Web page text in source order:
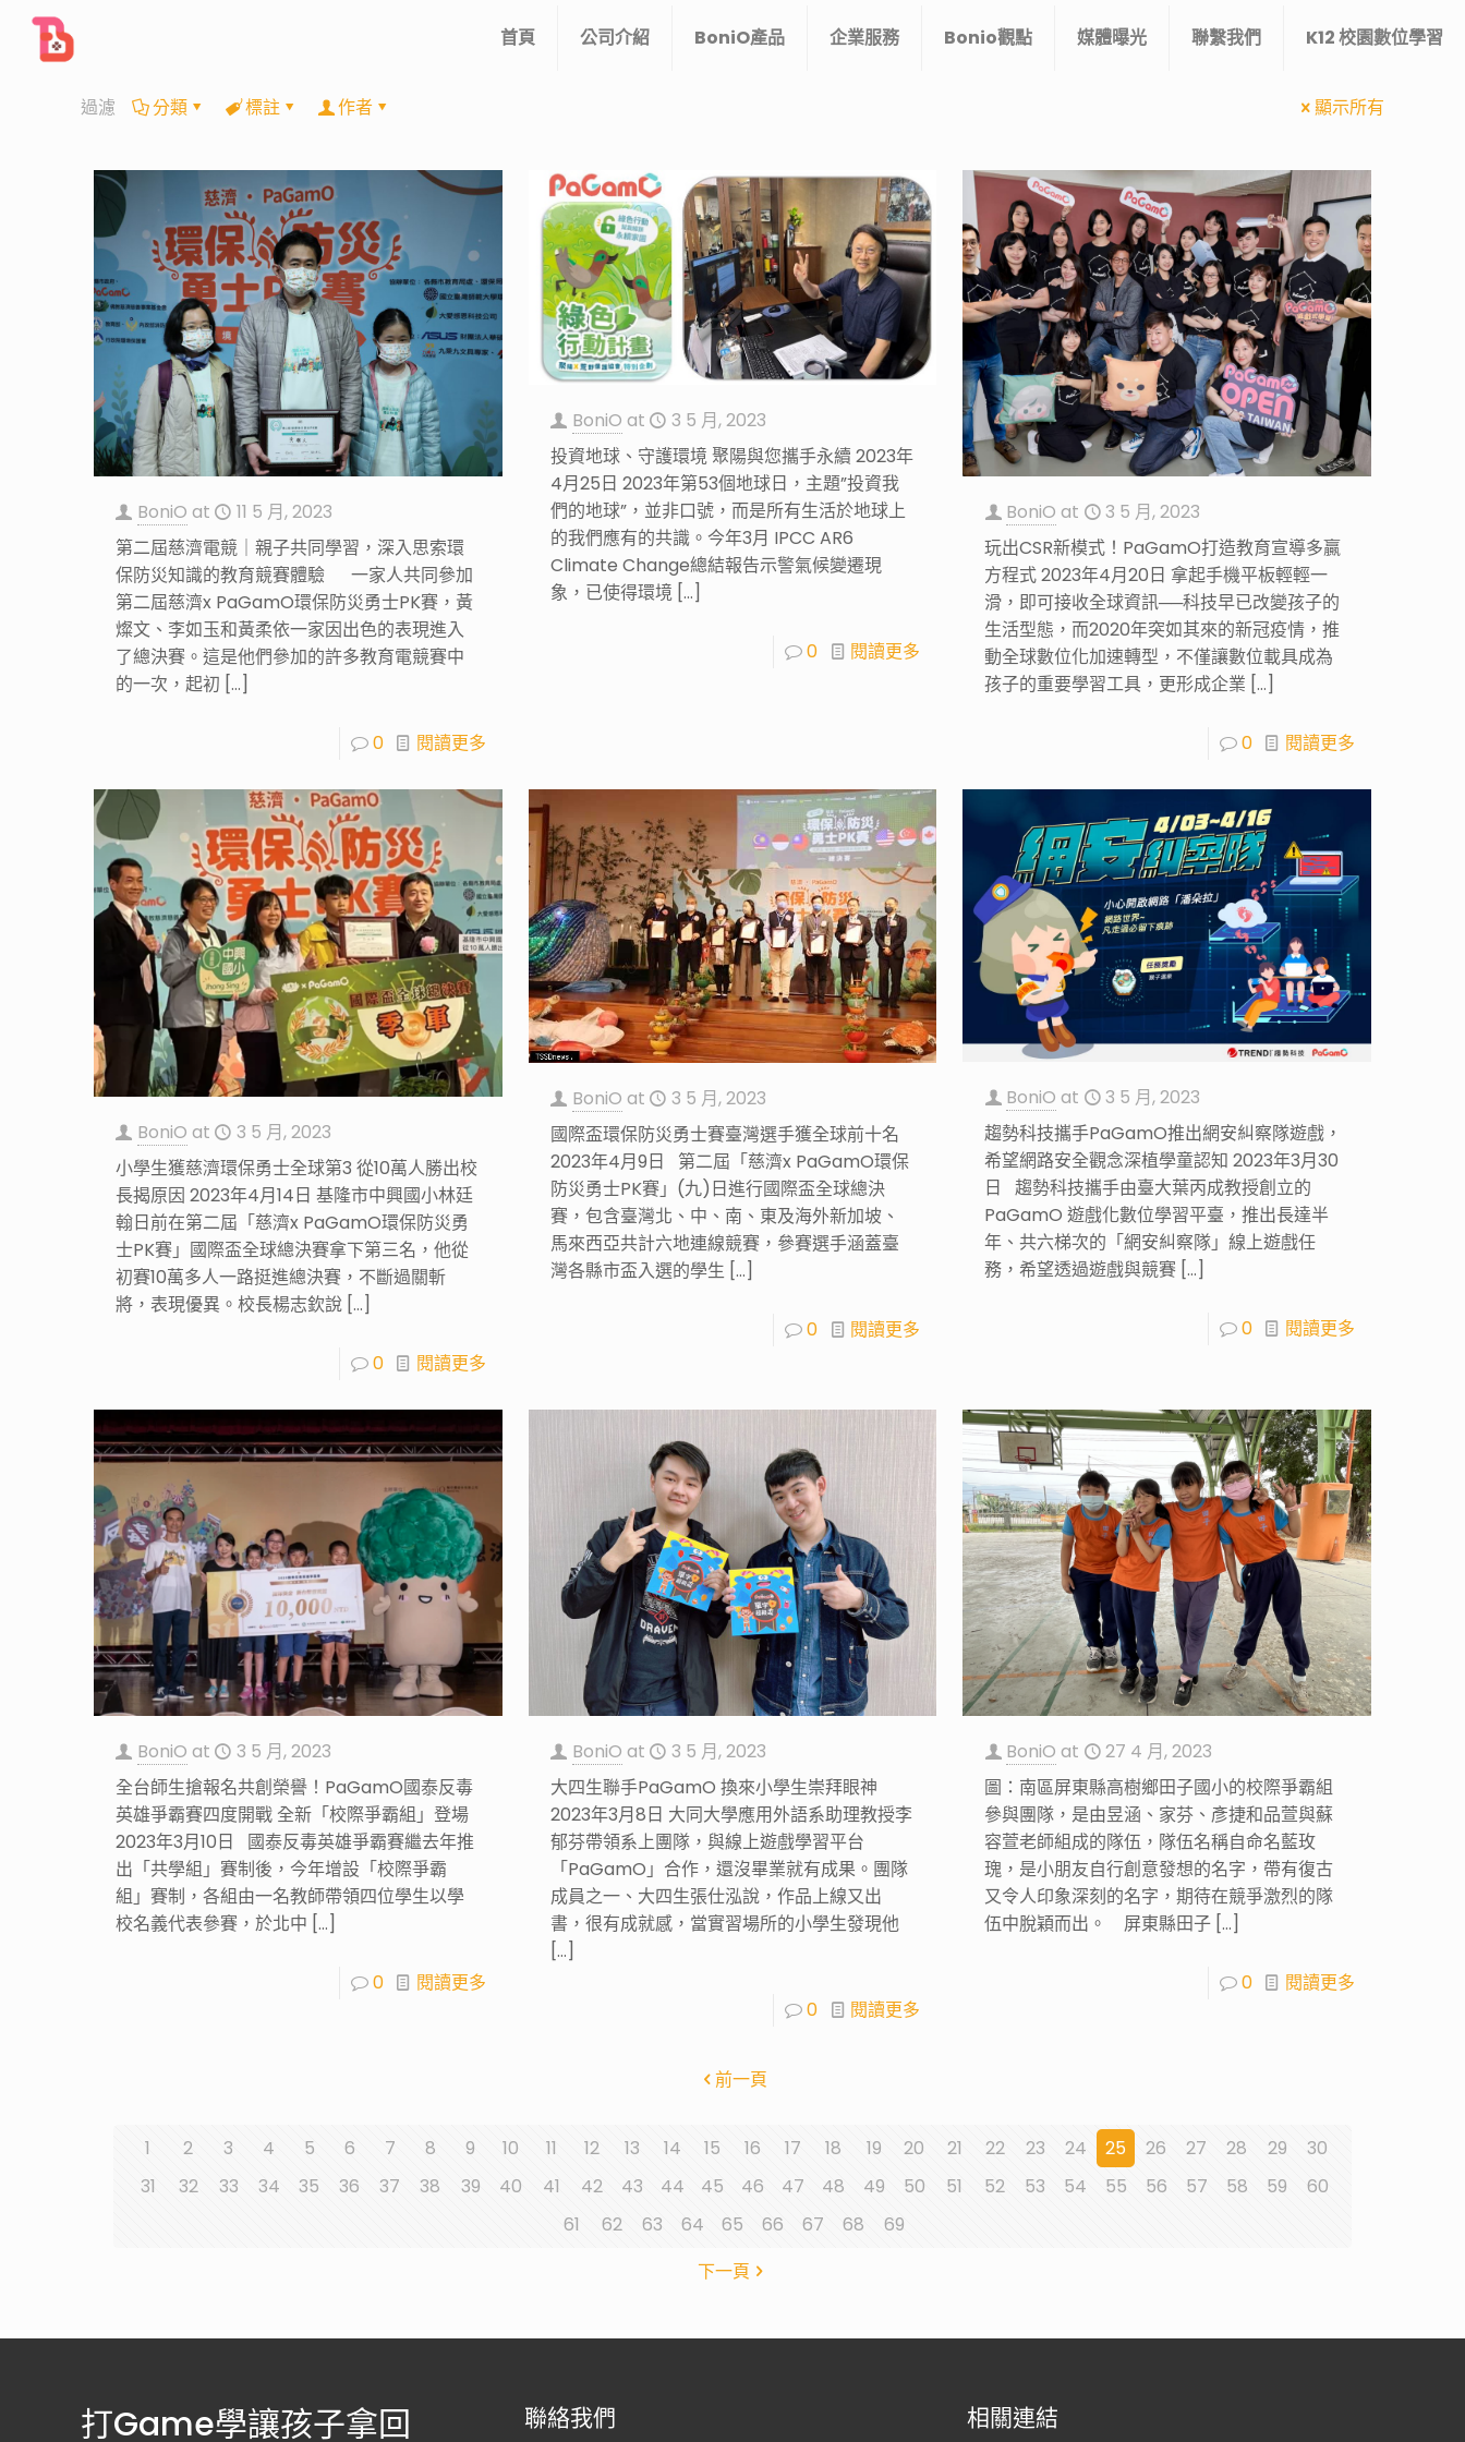
首頁 公司介紹 BoniO產品 企業服務 Bonio觀點 媒體曝光 聯繫我們 K12 校園數位學習
過濾 分類 標註 作者 顯示所有
BoniO at
11 5 月, 2023
第二屆慈濟電競｜親子共同學習，深入思索環
保防災知識的教育競賽體驗 一家人共同參加
第二屆慈濟x PaGamO環保防災勇士PK賽，黃
燦文、李如玉和黃柔依一家因出色的表現進入
了總決賽。這是他們參加的許多教育電競賽中
的一次，起初 […]
0 閱讀更多
BoniO at
3 5 月, 2023
投資地球、守護環境 聚陽與您攜手永續 2023年
4月25日 2023年第53個地球日，主題”投資我
們的地球”，並非口號，而是所有生活於地球上
的我們應有的共識。今年3月 IPCC AR6
Climate Change總結報告示警氣候變遷現
象，已使得環境[…]
0 閱讀更多
BoniO at
3 5 月, 2023
玩出CSR新模式！PaGamO打造教育宣導多贏
方程式 2023年4月20日 拿起手機平板輕輕一
滑，即可接收全球資訊──科技早已改變孩子的
生活型態，而2020年突如其來的新冠疫情，推
動全球數位化加速轉型，不僅讓數位載具成為
孩子的重要學習工具，更形成企業 […]
0 閱讀更多
BoniO at
3 5 月, 2023
小學生獲慈濟環保勇士全球第3 從10萬人勝出校
長揭原因 2023年4月14日 基隆市中興國小林廷
翰日前在第二屆「慈濟x PaGamO環保防災勇
士PK賽」國際盃全球總決賽拿下第三名，他從
初賽10萬多人一路挺進總決賽，不斷過關斬
將，表現優異。校長楊志欽說[…]
0 閱讀更多
BoniO at
3 5 月, 2023
國際盃環保防災勇士賽臺灣選手獲全球前十名
2023年4月9日 第二屆「慈濟x PaGamO環保
防災勇士PK賽」(九)日進行國際盃全球總決
賽，包含臺灣北、中、南、東及海外新加坡、
馬來西亞共計六地連線競賽，參賽選手涵蓋臺
灣各縣市盃入選的學生[…]
0 閱讀更多
BoniO at
3 5 月, 2023
趨勢科技攜手PaGamO推出網安糾察隊遊戲，
希望網路安全觀念深植學童認知 2023年3月30
日 趨勢科技攜手由臺大葉丙成教授創立的
PaGamO 遊戲化數位學習平臺，推出長達半
年、共六梯次的「網安糾察隊」線上遊戲任
務，希望透過遊戲與競賽 […]
0 閱讀更多
BoniO at
3 5 月, 2023
全台師生搶報名共創榮譽！PaGamO國泰反毒
英雄爭霸賽四度開戰 全新「校際爭霸組」登場
2023年3月10日 國泰反毒英雄爭霸賽繼去年推
出「共學組」賽制後，今年增設「校際爭霸
組」賽制，各組由一名教師帶領四位學生以學
校名義代表參賽，於北中 […]
0 閱讀更多
BoniO at
3 5 月, 2023
大四生聯手PaGamO 換來小學生崇拜眼神
2023年3月8日 大同大學應用外語系助理教授李
郁芬帶領系上團隊，與線上遊戲學習平台
「PaGamO」合作，還沒畢業就有成果。團隊
成員之一、大四生張仕泓說，作品上線又出
書，很有成就感，當實習場所的小學生發現他
[…]
0 閱讀更多
BoniO at
27 4 月, 2023
圖：南區屏東縣高樹鄉田子國小的校際爭霸組
參與團隊，是由昱涵、家芬、彥捷和品萱與蘇
容萱老師組成的隊伍，隊伍名稱自命名藍玫
瑰，是小朋友自行創意發想的名字，帶有復古
又令人印象深刻的名字，期待在競爭激烈的隊
伍中脫穎而出。 屏東縣田子 […]
0 閱讀更多
前一頁
1 2 3 4 5 6 7 8 9 10 11 12 13 14 15 16 17 18 19 20 21 22 23 24 25 26 27 28 29
30
31
32 33 34 35 36 37 38 39 40 41 42 43 44 45 46 47 48 49 50 51 52 53 54 55 56 57 58 59
60
61
62 63 64 65 66 67 68
69
下一頁
打Game學讓孩子拿回 聯絡我們 相關連結